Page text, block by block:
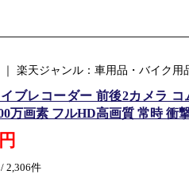
楽天ジャンル：車用品・バイク用
ブレコーダー 前後2カメラ
万画素 フルHD高画質 常時 衝
/ 2,306件